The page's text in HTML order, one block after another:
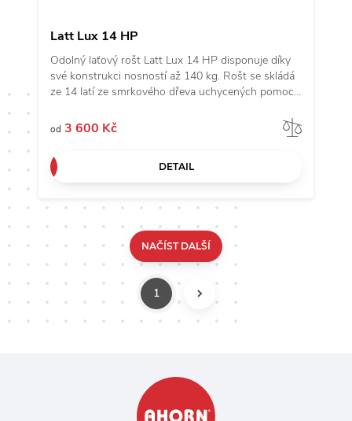
Latt Lux 14 HP
Odolný laťový rošt Latt Lux 14 HP disponuje díky
své konstrukci nosností až 140 kg. Rošt se skládá
ze 14 latí ze smrkového dřeva uchycených pomocí
odolnost zajišťují přídavné zpevňující hranolky.
hranám latí. Polohování H (hlava) pro větší pohodlí
a relax na lůžku. Zároveň je vhodný pro lůžka s
od 3 600 Kč
DETAIL
NAČÍST DALŠÍ
1